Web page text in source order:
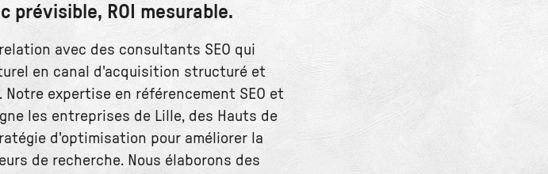
prévisible, ROI mesurable.
avec des consultants SEO qui
en canal d'acquisition structuré et
expertise en référencement SEO et
les entreprises de Lille, des Hauts de
d'optimisation pour améliorer la
de recherche. Nous élaborons des